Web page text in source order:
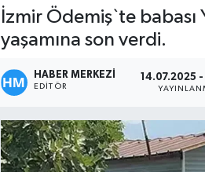
İzmir Ödemiş`te
yaşamına son verdi.
HABER MERKEZİ
EDITÖR
14.07.2025 -